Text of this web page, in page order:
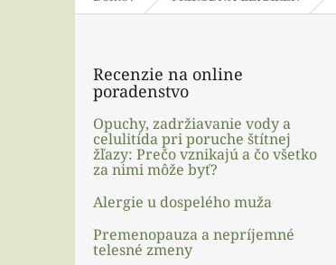
Recenzie na online
poradenstvo
Opuchy, zadržiavanie vody a
celulitída pri poruche štítnej
žľazy: Prečo vznikajú a čo všetko
za nimi môže byť?
Alergie u dospelého muža
Premenopauza a nepríjemné
telesné zmeny